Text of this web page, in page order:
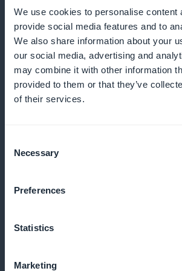
We use cookies to personalise content
provide social media features and to
We also share information about your
our social media, advertising and
may combine it with other information
provided to them or that they’ve
of their services.
Selection
Necessary
Preferences
Statistics
Marketing
vähentämiseksi ja säännöllisten
tekemiseksi
Kanta-asiakasohjelma
Eksklusiivinen jäsenkortti
Tarjoa ainutlaatuisia etuja